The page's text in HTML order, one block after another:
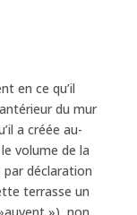
en ce qu’il
du mur
a créée au-
volume de la
déclaration
terrasse un